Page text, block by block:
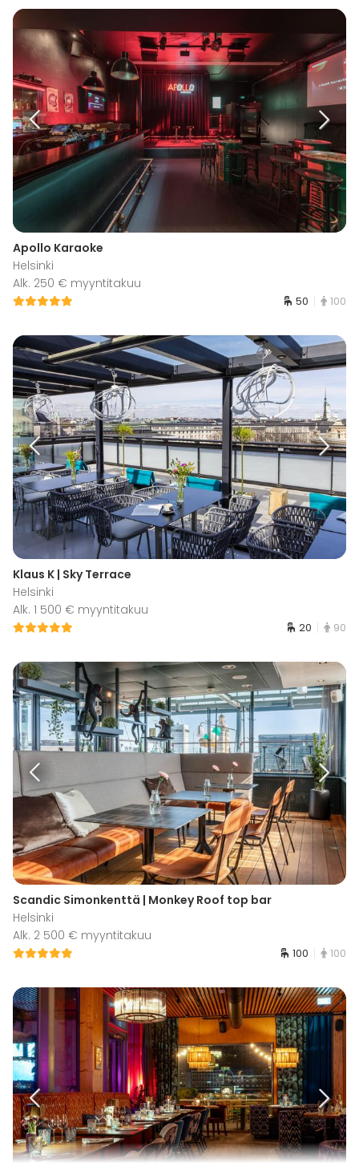
Apollo Karaoke
Helsinki
Alk. 250 € myyntitakuu
50 100
Klaus K | Sky Terrace
Helsinki
Alk. 1 500 € myyntitakuu
20 90
Scandic Simonkenttä | Monkey Roof top bar
Helsinki
Alk. 2 500 € myyntitakuu
100 100